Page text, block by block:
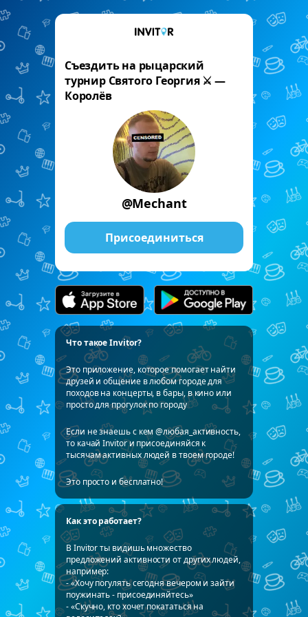
Съездить на рыцарский
турнир Святого Георгия ⚔️ —
Королёв
@Mechant
Присоединиться
Что такое Invitor?
Это приложение, которое помогает найти
друзей и общение в любом городе для
походов на концерты, в бары, в кино или
просто для прогулок по городу
Если не знаешь с кем @любая_активность,
то качай Invitor и присоединяйся к
тысячам активных людей в твоем городе!
Это просто и бесплатно!
Как это работает?
В Invitor ты видишь множество
предложений активности от других людей,
например:
- «Хочу погулять сегодня вечером и зайти
поужинать - присоединяйтесь»
- «Скучно, кто хочет покататься на